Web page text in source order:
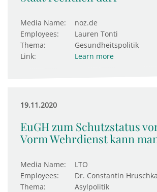
Media Name:
noz.de
Employees:
Lauren Tonti
Thema:
Gesundheitspolitik
Link:
Learn more
19.11.2020
EuGH zum Schutzstatus
Vorm Wehr­di­enst kann
Media Name:
LTO
Employees:
Dr. Constantin Hruschka
Thema:
Asylpolitik